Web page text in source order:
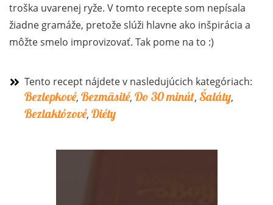
troška uvarenej ryže. V tomto recepte som nepísala
žiadne gramáže, pretože slúži hlavne ako inšpirácia a
môžte smelo improvizovať. Tak pome na to :)
Tento recept nájdete v nasledujúcich kategóriach:
Bezlepkové, Bezmäsité, Do 30 minút, Šaláty,
Bezlaktózové, Diéty